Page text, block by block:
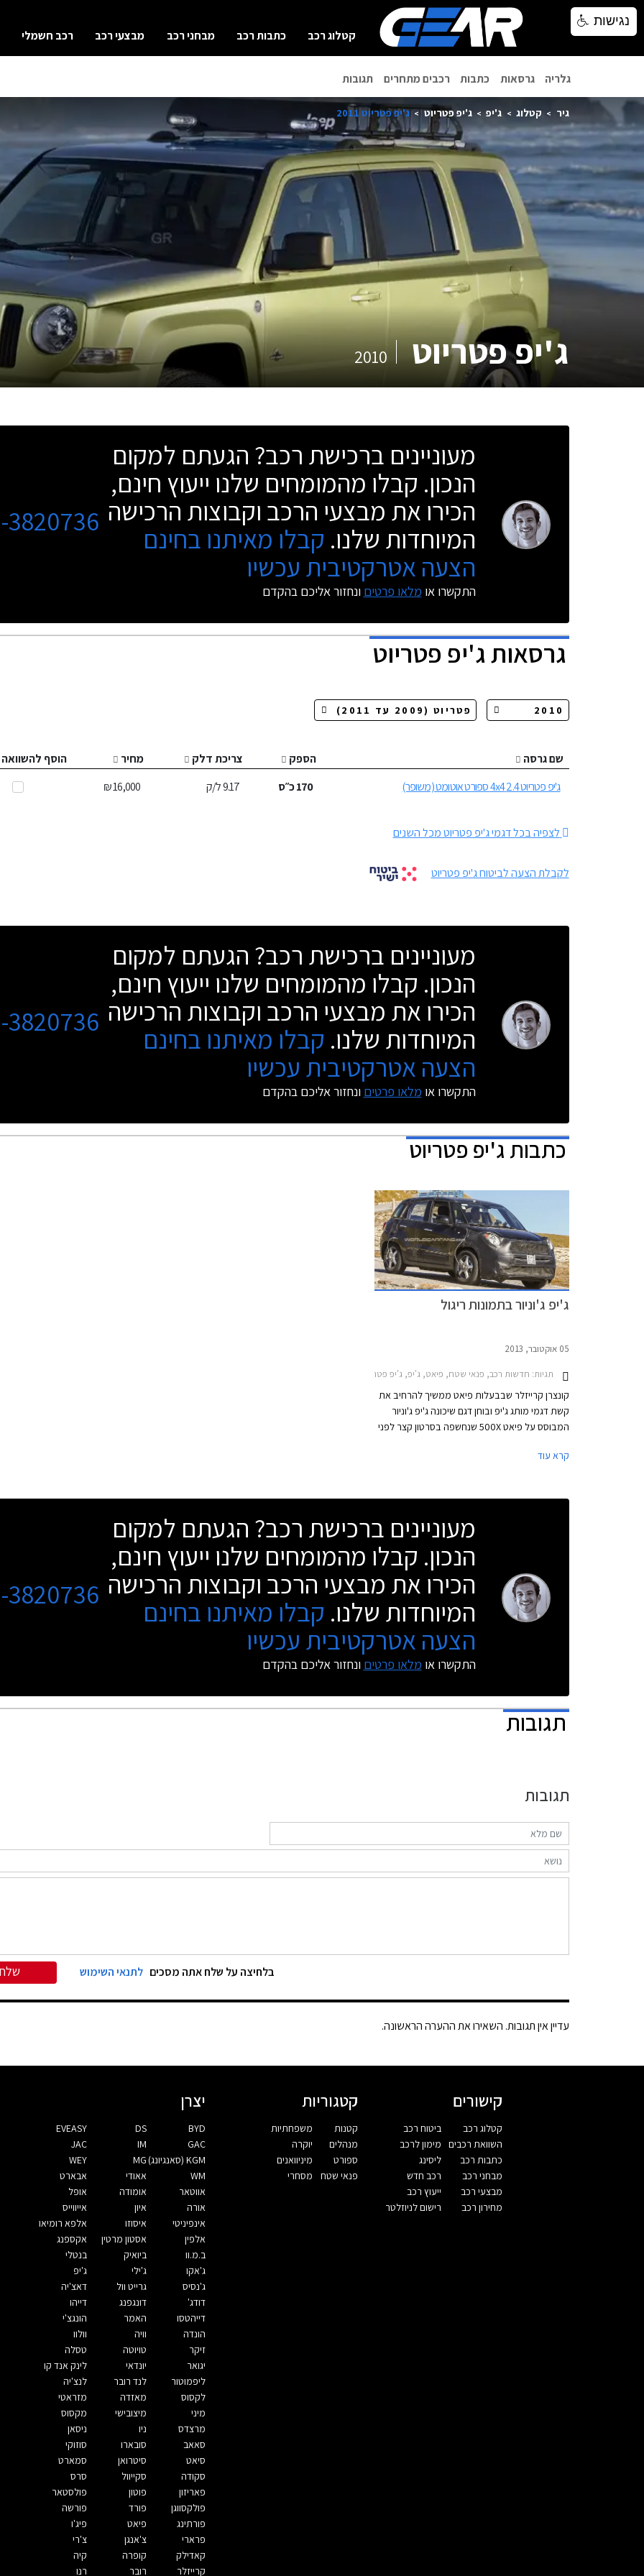
קטלוג רכב כתבות רכב מבחני רכב מבצעי רכב רכב חשמלי
גלריה גרסאות כתבות רכבים מתחרים תגובות
גיר קטלוג ג'יפ ג'יפ פטריוט ג'יפ פטריוט 2011
ג'יפ פטריוט 2010
מעוניינים ברכישת רכב? הגעתם למקום
הנכון. קבלו מהמומחים שלנו ייעוץ חינם,
הכירו את מבצעי הרכב וקבוצות הרכישה
המיוחדות שלנו. קבלו מאיתנו בחינם
הצעה אטרקטיבית עכשיו
התקשרו או מלאו פרטים ונחזור אליכם בהקדם
3820736
גרסאותג'יפ פטריוט
שם גרסה הספק צריכת דלק מחיר
הוסף להשוואה
ג'יפ פטריוט 2.4 4x4 ספורט אוטומט (משופר)
170כ״ס 9.17ל/ק 16,000 ₪
לצפיה בכל דגמי ג'יפ פטריוט מכל השנים
לקבלת הצעה לביטוח ג'יפ פטריוט
מעוניינים ברכישת רכב? הגעתם למקום
הנכון. קבלו מהמומחים שלנו ייעוץ חינם,
הכירו את מבצעי הרכב וקבוצות הרכישה
המיוחדות שלנו. קבלו מאיתנו בחינם
הצעה אטרקטיבית עכשיו
התקשרו או מלאו פרטים ונחזור אליכם בהקדם
3820736
כתבותג'יפ פטריוט
ג'יפ ג'וניור בתמונות ריגול
05 אוקטובר, 2013
תגיות: חדשות רכב, פנאי שטח, פיאט, ג'יפ, ג'יפ פטריוט 2011-2013ג'יפ קומפאס 2011-2015
קונצרן קרייזלר שבבעלות פיאט ממשיך להרחיב את
קשת דגמי מותג ג'יפ ובוחן דגם שיכונה ג'יפ ג'וניור
המבוסס על פיאט 500X שנחשפה בסרטון קצר לפני
פיאט צפויה להגיע לייצור כמה חודשים מאוחר יותר.
קרא עוד
מעוניינים ברכישת רכב? הגעתם למקום
הנכון. קבלו מהמומחים שלנו ייעוץ חינם,
הכירו את מבצעי הרכב וקבוצות הרכישה
המיוחדות שלנו. קבלו מאיתנו בחינם
הצעה אטרקטיבית עכשיו
התקשרו או מלאו פרטים ונחזור אליכם בהקדם
3820736
תגובות
תגובות
בלחיצה על שלח אתה מסכים לתנאי השימוש
עדיין אין תגובות. השאירו את ההערה הראשונה.
קישורים
קטלוג רכב
השוואת רכבים
כתבות רכב
מבחני רכב
מבצעי רכב
מחירון רכב
ביטוח רכב
מימון לרכב
ליסינג
רכב חדש
ייעוץ רכב
רישום לניוזלטר
קטגוריות
קטנות
מנהלים
ספורט
פנאי שטח
משפחתיות
יוקרה
מיניוואנים
מסחרי
יצרן
BYD
DS
EVEASY
GAC
IM
JAC
KGM (סאנגיונג)
MG
WEY
WM
אאודי
אבארט
אווטאר
אומודה
אופל
אורה
איון
אייווייס
אינפיניטי
איסוזו
אלפא רומיאו
אלפין
אסטון מרטין
אקספנג
ב.מ.וו
ביואיק
בנטלי
ג'אקו
ג'ילי
ג'יפ
ג'נסיס
גרייט וול
דאצ'יה
דודג'
דונגפנג
דייהו
דייהטסו
האמר
הונגצ'י
הונדה
וויה
וולוו
זיקר
טויוטה
טסלה
יגואר
יונדאי
לינק אנד קו
ליפמוטור
לנד רובר
לנצ'יה
לקסוס
מאזדה
מזראטי
מיני
מיצובישי
מקסוס
מרצדס
ניו
ניסאן
סאאב
סובארו
סוזוקי
סיאט
סיטרואן
סמארט
סקודה
סקייוול
סרס
פאריזון
פוטון
פולסטאר
פולקסווגן
פורד
פורשה
פורתינג
פיאט
פיג'ו
פרארי
צ'אנגן
צ'רי
קאדילק
קופרה
קיה
קרייזלר
רובר רנו
נגישות
נגישות